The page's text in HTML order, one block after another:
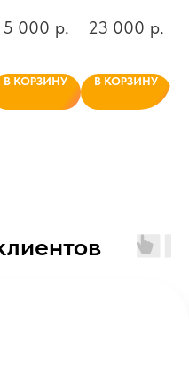
5 000 р.
В КОРЗИНУ
23 000 р.
В КОРЗИНУ